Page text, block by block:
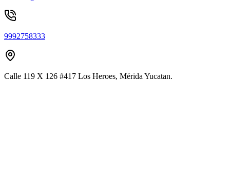
9992758333
Calle 119 X 126 #417 Los Heroes, Mérida Yucatan.